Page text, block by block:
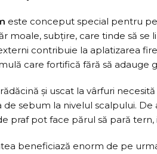
este conceput special pentru
moale, subțire, care tinde să
contribuie la aplatizarea
care fortifică fără să adauge
și uscat la vârfuri
sebum la nivelul scalpului.
praf pot face părul să pară
beneficiază enorm de pe